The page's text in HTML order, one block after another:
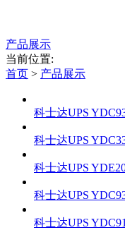
产品展示
当前位置:
首页 > 产品展示
科士达UPS
科士达UPS
科士达UPS
科士达UPS
科士达UPS